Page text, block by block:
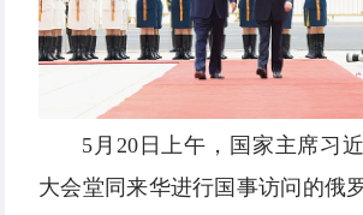
5月20日上午，国家主席习
大会堂同来华进行国事访问的俄